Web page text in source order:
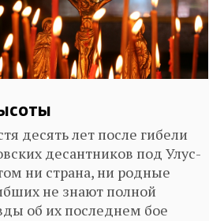
десять лет после гибели
десантников под Улус-
ни страна, ни родные
не знают полной
об их последнем бое